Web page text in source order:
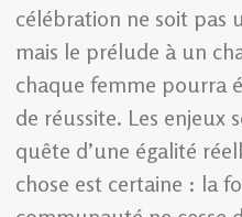
célébration ne soit pas
mais le prélude à un
chaque femme pourra
de réussite. Les enjeux
quête d’une égalité
chose est certaine : la